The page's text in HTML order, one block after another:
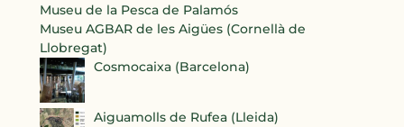
Museu de la Pesca de Palamós
Museu AGBAR de les Aigües (Cornellà de
Llobregat)
Cosmocaixa (Barcelona)
Aiguamolls de Rufea (Lleida)